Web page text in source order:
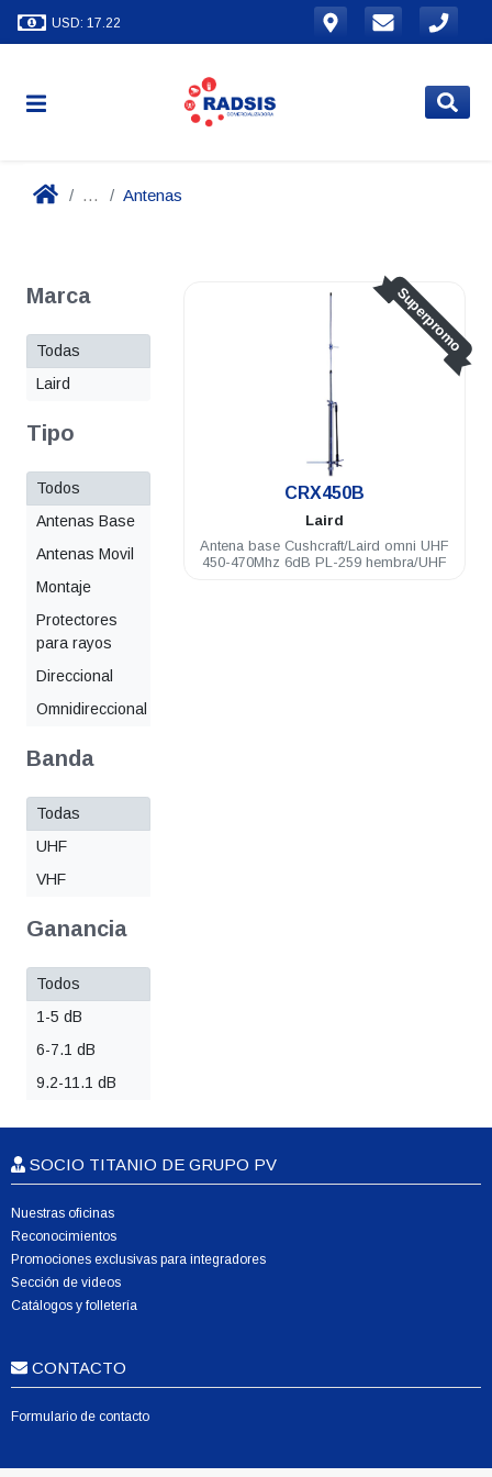
USD: 17.22
... Antenas
Marca
Todas
Laird
Tipo
Todos
Antenas Base
Antenas Movil
Montaje
Protectores
para rayos
Direccional
Omnidireccional
Banda
Todas
UHF
VHF
Ganancia
Todos
1-5 dB
6-7.1 dB
9.2-11.1 dB
Superpromo
CRX450B
Laird
Antena base Cushcraft/Laird omni UHF
450-470Mhz 6dB PL-259 hembra/UHF
SOCIO TITANIO DE GRUPO PV
Nuestras oficinas
Reconocimientos
Promociones exclusivas para integradores
Sección de videos
Catálogos y folletería
CONTACTO
Formulario de contacto